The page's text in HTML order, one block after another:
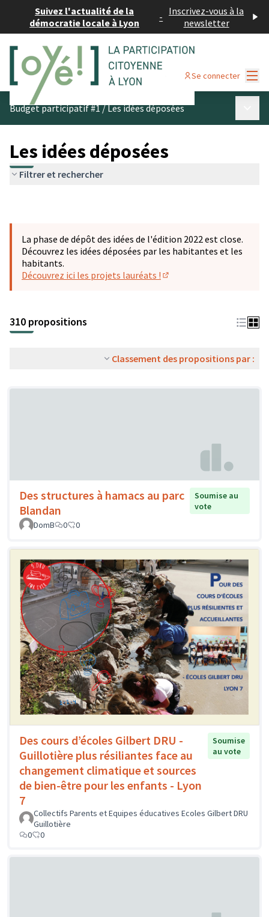
Suivez l'actualité de la
démocratie locale à Lyon
- Inscrivez-vous à la
newsletter
Se connecter
Budget participatif #1/Les idées déposées
Les idées déposées
Filtrer et rechercher
La phase de dépôt des idées de l'édition 2022 est close.
Découvrez les idées déposées par les habitantes et les
habitants.
Découvrez ici les projets lauréats !
310 propositions
Classement des propositions par :
Des structures à hamacs au parc
Blandan
Soumise au
vote
DomB
0 0
Des cours d’écoles Gilbert DRU -
Guillotière plus résiliantes face au
changement climatique et sources
de bien-être pour les enfants - Lyon
7
Soumise
au vote
Collectifs Parents et Equipes éducatives Ecoles Gilbert DRU
Guillotière
0
0